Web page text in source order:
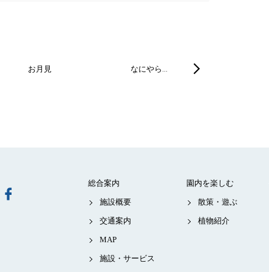
お月見 なにやら…
総合案内
施設概要
交通案内
MAP
施設・サービス
園内を楽しむ
散策・遊ぶ
植物紹介